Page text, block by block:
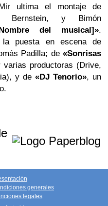
ultima el montaje de
y Bimón
del musical]».
la puesta en escena de
Padilla; de «Sonrisas
varias productoras (Drive,
y de «DJ Tenorio», un
generales
legales